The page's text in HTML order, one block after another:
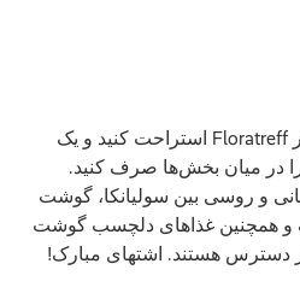
پس از پیاده‌روی، می‌توانید در Floratreff استراحت کنید و یک
در میان بخش‌ها صرف کنید.
و روسی بین سولیانکا، گوشت
و همچنین غذاهای دلچسب گوشت
هستند. اشتهای مبارک!